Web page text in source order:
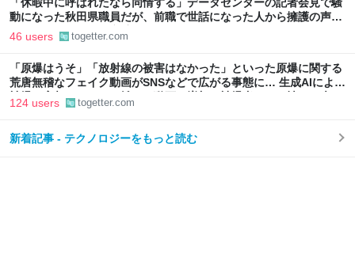
「休暇中に呼ばれたなら同情する」データセンターの記者会見で騒
動になった秋田県職員だが、前職で世話になった人から擁護の声
「行政側として八面六臂の活躍をしたと思う」
46 users togetter.com
「原爆はうそ」「放射線の被害はなかった」といった原爆に関する
荒唐無稽なフェイク動画がSNSなどで広がる事態に… 生成AIによる
被爆の実相からはかけ離れた動画も増加、被爆者からは憤りの声も
124 users togetter.com
新着記事 - テクノロジーをもっと読む